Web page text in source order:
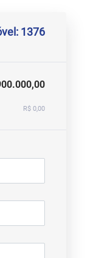
1376
R$ 0,00